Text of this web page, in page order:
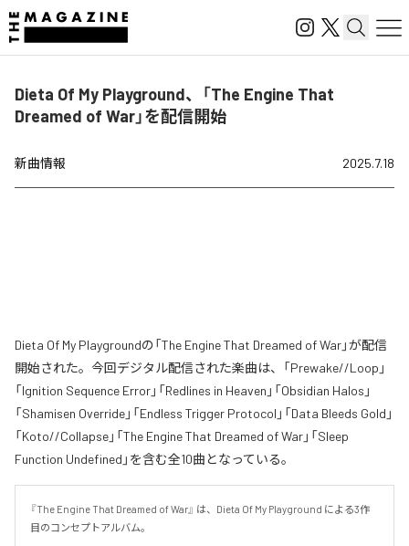
Dieta Of My Playground、「The Engine That
Dreamed of War」を配信開始
新曲情報 2025.7.18
Dieta Of My Playgroundの「The Engine That Dreamed of War」が配信
開始された。今回デジタル配信された楽曲は、「Prewake//Loop」
「Ignition Sequence Error」「Redlines in Heaven」「Obsidian Halos」
「Shamisen Override」「Endless Trigger Protocol」「Data Bleeds Gold」
「Koto//Collapse」「The Engine That Dreamed of War」「Sleep
Function Undefined」を含む全10曲となっている。
『The Engine That Dreamed of War』 は、Dieta Of My Playground による3作
目のコンセプトアルバム。